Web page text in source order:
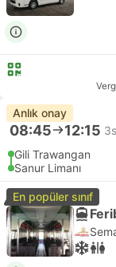
Anlık onay
08:45 12:15
Gili Trawangan
Sanur Limanı
En popüler sınıf